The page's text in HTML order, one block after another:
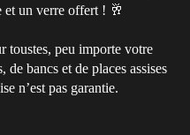
et un verre offert ! 🥂
toustes, peu importe votre
bancs et de places assises
n’est pas garantie.